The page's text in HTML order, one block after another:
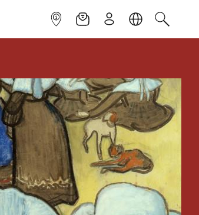
INFOPOINTNEWSLETTER
ISCRIVITILINGUACERCA